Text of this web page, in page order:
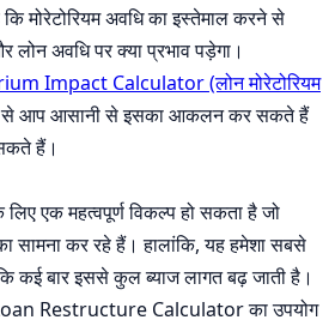
मोरेटोरियम अवधि का इस्तेमाल करने से
अवधि पर क्या प्रभाव पड़ेगा।
Impact Calculator (लोन मोरेटोरियम
से आप आसानी से इसका आकलन कर सकते हैं
हैं।
एक महत्वपूर्ण विकल्प हो सकता है जो
सामना कर रहे हैं। हालांकि, यह हमेशा सबसे
कई बार इससे कुल ब्याज लागत बढ़ जाती है।
Restructure Calculator का उपयोग